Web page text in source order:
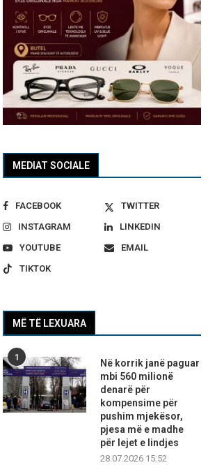
MEDIAT SOCIALE
FACEBOOK
TWITTER
INSTAGRAM
LINKEDIN
YOUTUBE
EMAIL
TIKTOK
MË TË LEXUARA
1
Në korrik janë paguar
mbi 560 milionë
denarë për
kompensime për
pushim mjekësor,
pjesa më e madhe
për lejet e lindjes
28.07.2026 15:52